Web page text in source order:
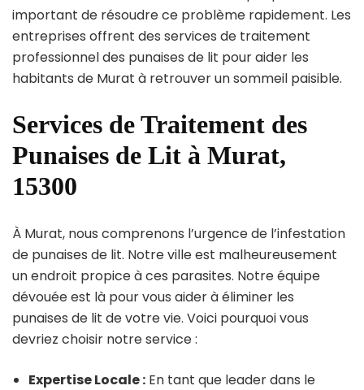
important de résoudre ce problème rapidement. Les
entreprises offrent des services de traitement
professionnel des punaises de lit pour aider les
habitants de Murat à retrouver un sommeil paisible.
Services de Traitement des
Punaises de Lit à Murat,
15300
À Murat, nous comprenons l’urgence de l’infestation
de punaises de lit. Notre ville est malheureusement
un endroit propice à ces parasites. Notre équipe
dévouée est là pour vous aider à éliminer les
punaises de lit de votre vie. Voici pourquoi vous
devriez choisir notre service :
Expertise Locale : En tant que leader dans le